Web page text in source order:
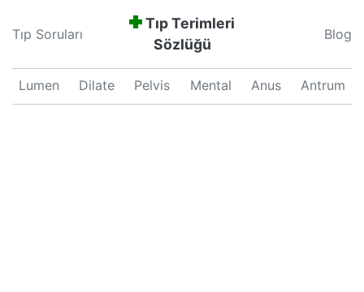
Tıp Soruları
Tıp Terimleri
Sözlüğü
Blog
Lumen Dilate Pelvis Mental Anus
Antrum